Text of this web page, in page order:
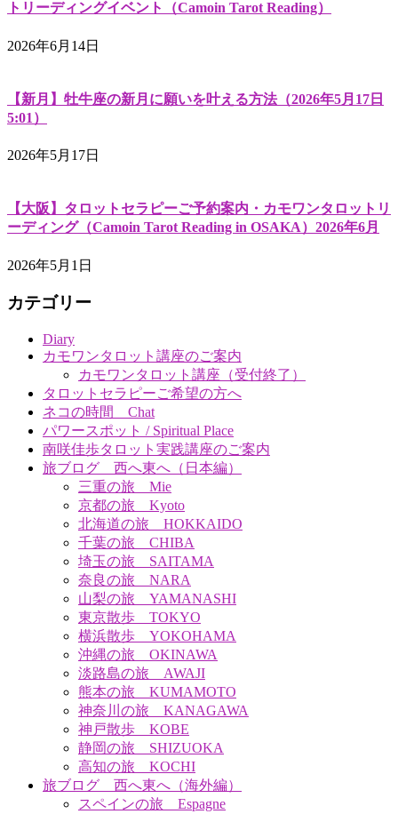
トリーディングイベント（Camoin Tarot Reading）
2026年6月14日
【新月】牡牛座の新月に願いを叶える方法（2026年5月17日
5:01）
2026年5月17日
【大阪】タロットセラピーご予約案内・カモワンタロットリ
ーディング（Camoin Tarot Reading in OSAKA）2026年6月
2026年5月1日
カテゴリー
Diary
カモワンタロット講座のご案内
カモワンタロット講座（受付終了）
タロットセラピーご希望の方へ
ネコの時間 Chat
パワースポット / Spiritual Place
南咲佳歩タロット実践講座のご案内
旅ブログ 西へ東へ（日本編）
三重の旅 Mie
京都の旅 Kyoto
北海道の旅 HOKKAIDO
千葉の旅 CHIBA
埼玉の旅 SAITAMA
奈良の旅 NARA
山梨の旅 YAMANASHI
東京散歩 TOKYO
横浜散歩 YOKOHAMA
沖縄の旅 OKINAWA
淡路島の旅 AWAJI
熊本の旅 KUMAMOTO
神奈川の旅 KANAGAWA
神戸散歩 KOBE
静岡の旅 SHIZUOKA
高知の旅 KOCHI
旅ブログ 西へ東へ（海外編）
スペインの旅 Espagne